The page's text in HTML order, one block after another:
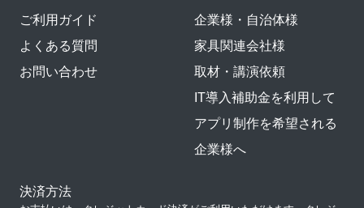
ご利用ガイド
よくある質問
お問い合わせ
企業様・自治体様
家具関連会社様
取材・講演依頼
IT導入補助金を利用して
アプリ制作を希望される
企業様へ
決済方法